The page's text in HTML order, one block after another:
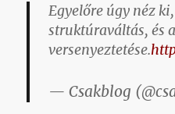
Egyelőre úgy néz
struktúraváltás, és
versenyeztetése.
— Csakblog